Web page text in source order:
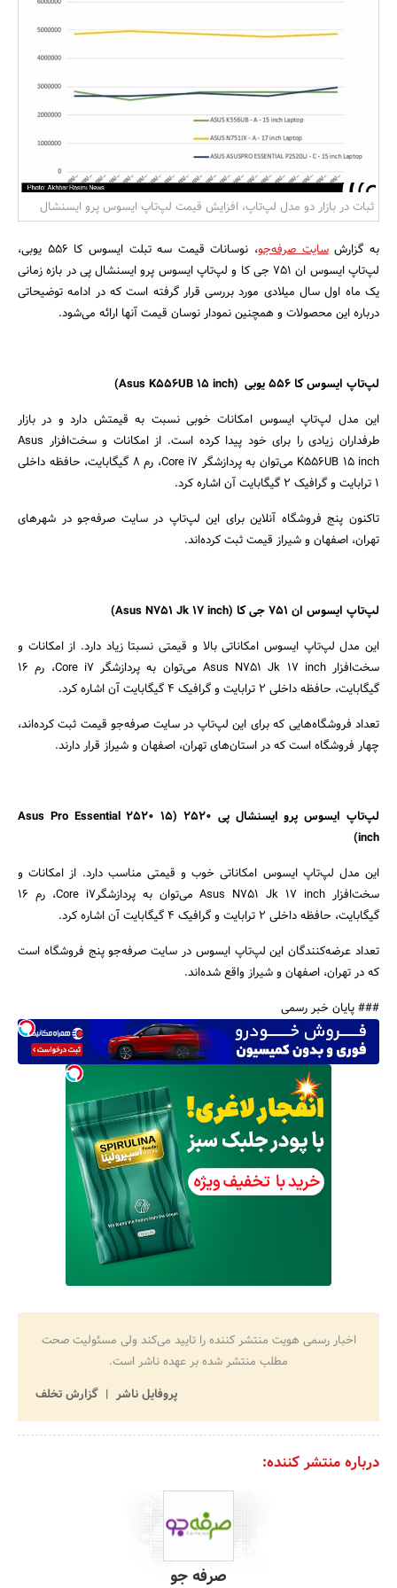
بانک، بیمه و سرمایه
مسکن و ساختمان
جستجو
ثبات در بازار دو مدل لپ‌تاپ، افزایش قیمت لپ‌تاپ ایسوس پرو ایسنشال
به گزارشسایت صرفه‌جو
، نوسانات قیمت سه تبلت ایسوس کا 556 یوبی،
لپ‌تاپ ایسوس ان 751 جی کا و لپ‌تاپ ایسوس پرو ایسنشال پی در بازه زمانی
یک ماه اول سال میلادی مورد بررسی قرار گرفته است که در ادامه توضیحاتی
درباره این محصولات و همچنین نمودار نوسان قیمت آنها ارائه می‌شود.
لپ‌تاپ ایسوس کا 556 یوبی
(Asus K556UB 15 inch)
این مدل لپ‌تاپ ایسوس امکانات خوبی نسبت به قیمتش دارد و در بازار
طرفداران زیادی را برای خود پیدا کرده است. از امکانات و سخت‌افزار Asus
K556UB 15 inch می‌توان به پردازشگر Core i7، رم 8 گیگابایت، حافظه داخلی
1 ترابایت و گرافیک 2 گیگابایت آن اشاره کرد.
تاکنون پنج فروشگاه‌ آنلاین برای این لپ‌تاپ در سایت صرفه‌جو در شهرهای
تهران، اصفهان و شیراز قیمت ثبت کرده‌اند.
لپ‌تاپ ایسوس ان 751 جی کا
(Asus N751 Jk 17 inch)
این مدل لپ‌تاپ ایسوس امکاناتی بالا و قیمتی نسبتا زیاد دارد. از امکانات و
سخت‌افزار Asus N751 Jk 17 inch می‌توان به پردازشگر Core i7، رم 16
گیگابایت، حافظه داخلی 2 ترابایت و گرافیک 4 گیگابایت آن اشاره کرد.
تعداد فروشگاه‌هایی که برای این لپ‌تاپ در سایت صرفه‌جو قیمت ثبت کرده‌اند،
چهار فروشگاه است که در استان‌های تهران، اصفهان و شیراز قرار دارند.
لپ‌تاپ ایسوس پرو ایسنشال پی 2520
(Asus Pro Essential 2520 15
inch)
این مدل لپ‌تاپ ایسوس امکاناتی خوب و قیمتی مناسب دارد. از امکانات و
سخت‌افزار Asus N751 Jk 17 inch می‌توان به پردازشگرCore i7، رم 16
گیگابایت، حافظه داخلی 2 ترابایت و گرافیک 4 گیگابایت آن اشاره کرد.
تعداد عرضه‌کنندگان این لپ‌تاپ ایسوس در سایت صرفه‌جو پنج فروشگاه است
که در تهران، اصفهان و شیراز واقع شده‌اند.
### پایان خبر رسمی
اخبار رسمی هویت منتشر کننده را تایید می‌کند ولی مسئولیت صحت
مطلب منتشر شده بر عهده ناشر است.
پروفایل ناشر
گزارش تخلف
درباره منتشر کننده:
صرفه جو